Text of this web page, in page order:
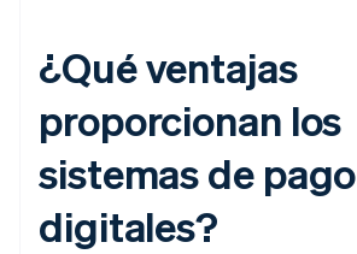
¿Qué ventajas
proporcionan los
sistemas de pago
digitales?